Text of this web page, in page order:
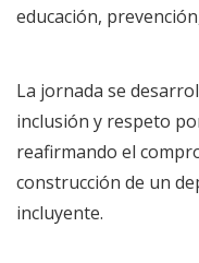
educación,
La jornada se
inclusión y respeto
reafirmando el
construcción de un
incluyente.